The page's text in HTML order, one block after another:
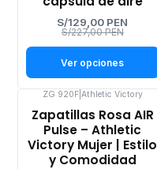
S/129,00 PEN
S/227,00 PEN
Ver opciones
-16%
OFF
ZG 920F| Athletic Victory
Zapatillas Rosa AIR
Pulse – Athletic
Victory Mujer | Estilo
y Comodidad